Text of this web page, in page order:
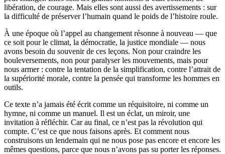
libération, de courage. Mais elles sont aussi des avertissements : sur
la difficulté de préserver l’humain quand le poids de l’histoire roule.
À une époque où l’appel au changement résonne à nouveau — que
ce soit pour le climat, la démocratie, la justice mondiale — nous
avons besoin du souvenir de ces leçons. Non pour craindre les
bouleversements, non pour paralyser les mouvements, mais pour
nous armer : contre la tentation de la simplification, contre l’attrait de
la supériorité morale, contre la pensée qui transforme les hommes en
outils.
Ce texte n’a jamais été écrit comme un réquisitoire, ni comme un
hymne, ni comme un manuel. Il est un éclat, un miroir, une
invitation à réfléchir. Car au final, ce n’est pas la révolution qui
compte. C’est ce que nous faisons après. Et comment nous
construisons un lendemain qui ne nous pose pas encore et encore les
mêmes questions, parce que nous n’avons pas su porter les réponses.